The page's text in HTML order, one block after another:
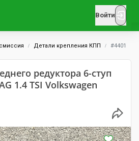
Войти
Детали крепления КПП #4401
редуктора 6-ступ
1.4 TSI Volkswagen